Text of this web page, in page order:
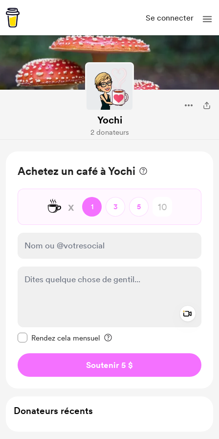
Se connecter
Yochi
2 donateurs
Achetez un café à Yochi
☕ x 1 3 5
Rendez cela mensuel
Soutenir 5 $
Donateurs récents